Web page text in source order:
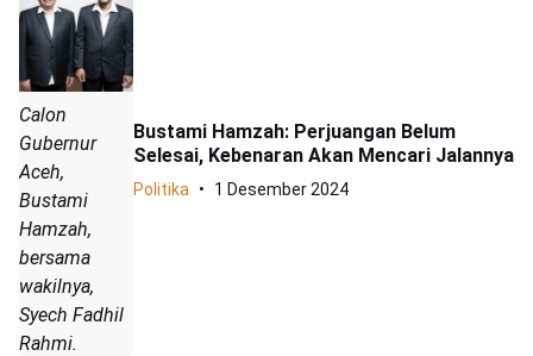
Calon
Gubernur
Aceh,
Bustami
Hamzah,
bersama
wakilnya,
Syech Fadhil
Rahmi.
Bustami Hamzah: Perjuangan Belum
Selesai, Kebenaran Akan Mencari Jalannya
Politika 1 Desember 2024